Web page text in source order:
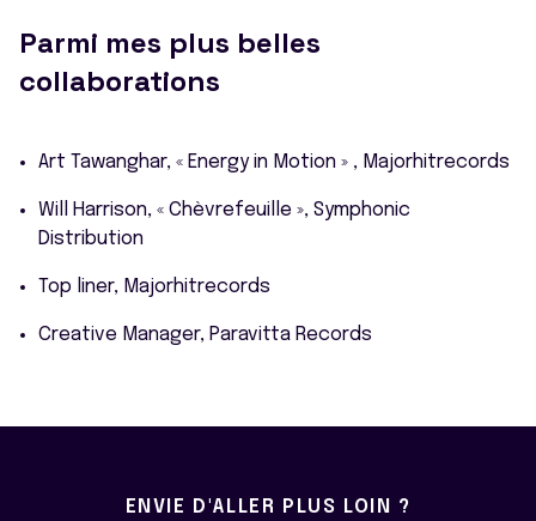
Parmi mes plus belles
collaborations
Art Tawanghar, « Energy in Motion » , Majorhitrecords
Will Harrison, « Chèvrefeuille », Symphonic
Distribution
Top liner, Majorhitrecords
Creative Manager, Paravitta Records
ENVIE D'ALLER PLUS LOIN ?